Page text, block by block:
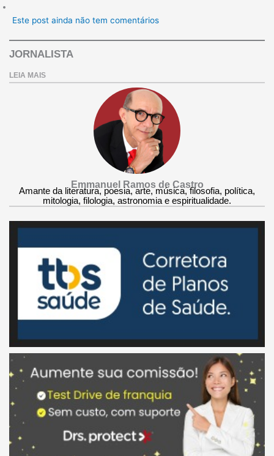
Este post ainda não tem comentários
JORNALISTA
LEIA MAIS
Emmanuel Ramos de Castro
Amante da literatura, poesia, arte, música, filosofia, política,
mitologia, filologia, astronomia e espiritualidade.